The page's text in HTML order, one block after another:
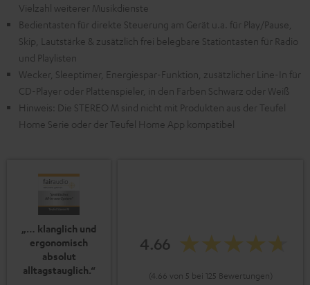
Vielzahl weiterer Musikdienste
Bedientasten für direkte Steuerung am Gerät u.a. für Play/Pause,
Skip, Lautstärke & zusätzlich frei belegbare Stationtasten für Radio
und Playlisten
Wecker, Sleeptimer, Energiespar-Funktion, zusätzlicher Line-In für
CD-Player oder Plattenspieler, in den Farben Schwarz oder Weiß
Hinweis: Die STEREO M sind nicht mit Produkten aus der Teufel
Home Serie oder der Teufel Home App kompatibel
„… klanglich und
ergonomisch
absolut
alltagstauglich.“
4.66
(4.66 von 5 bei 125 Bewertungen)